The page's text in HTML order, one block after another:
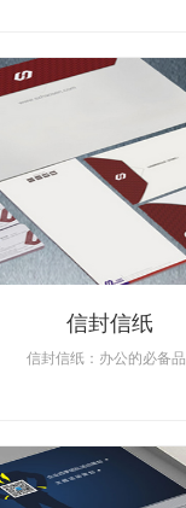
信封信纸
信封信纸：办公的必备品